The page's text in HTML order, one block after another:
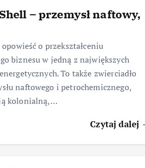
– przemysł naftowy,
o przekształceniu
biznesu w jedną z największych
To także zwierciadło
naftowego i petrochemicznego,
kolonialną,…
Czytaj dalej